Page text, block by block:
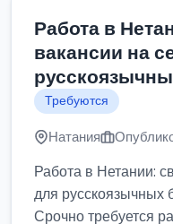
Работа в
вакансии на
Требуются
Натания
Работа в Нетании:
для русскоязычных
Срочно требуется